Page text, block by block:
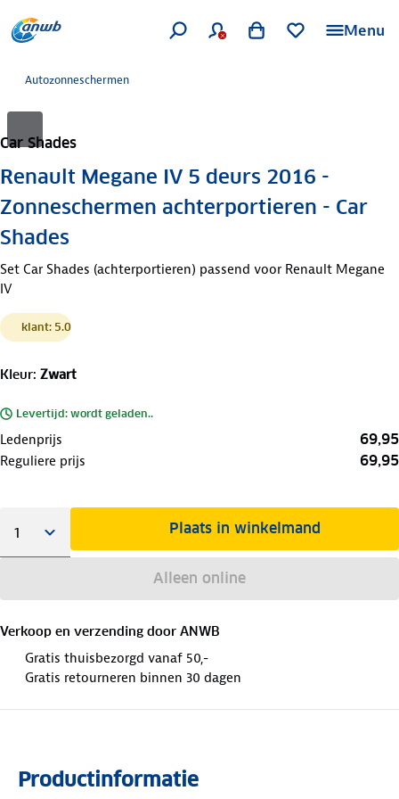
Menu
Autozonneschermen
Car Shades
Renault Megane IV 5 deurs 2016 -
Zonneschermen achterportieren - Car
Shades
Set Car Shades (achterportieren) passend voor Renault Megane
IV
klant: 5.0
Kleur: Zwart
Levertijd: wordt geladen..
Ledenprijs 69,95
Reguliere prijs 69,95
Plaats in winkelmand
Alleen online
Verkoop en verzending door ANWB
Gratis thuisbezorgd vanaf 50,-
Gratis retourneren binnen 30 dagen
Productinformatie